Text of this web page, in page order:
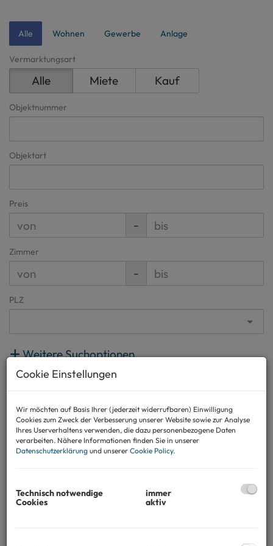
Alle Wohnen Gewerbe Anlage
Vermarktungsart
Alle Miete Kauf
Objektnummer
Objektart
Preis
-
Zimmer
-
PLZ
Weitere Suchoptionen
Filter zurücksetzen
1 2 3 4 5
Cookie Einstellungen
Wir möchten auf Basis Ihrer (jederzeit widerrufbaren) Einwilligung
Cookies zum Zweck der Verbesserung unserer Website sowie zur Analyse
Ihres Userverhaltens verwenden, die dazu personenbezogene Daten
verarbeiten. Nähere Informationen finden Sie in unserer
Datenschutzerklärung und unserer Cookie Policy.
Technisch notwendige
Cookies
immer
aktiv